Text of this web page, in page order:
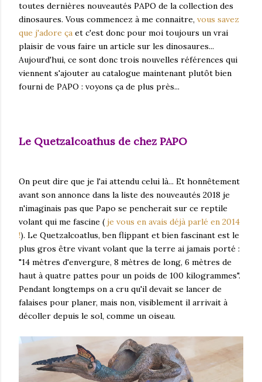
toutes dernières nouveautés PAPO de la collection des
dinosaures. Vous commencez à me connaitre, vous savez
que j'adore ça et c'est donc pour moi toujours un vrai
plaisir de vous faire un article sur les dinosaures...
Aujourd'hui, ce sont donc trois nouvelles références qui
viennent s'ajouter au catalogue maintenant plutôt bien
fourni de PAPO : voyons ça de plus près...
Le Quetzalcoathus de chez PAPO
On peut dire que je l'ai attendu celui là... Et honnêtement
avant son annonce dans la liste des nouveautés 2018 je
n'imaginais pas que Papo se pencherait sur ce reptile
volant qui me fascine ( je vous en avais déjà parlé en 2014
!). Le Quetzalcoatlus, ben flippant et bien fascinant est le
plus gros être vivant volant que la terre ai jamais porté :
"14 mètres d'envergure, 8 mètres de long, 6 mètres de
haut à quatre pattes pour un poids de 100 kilogrammes".
Pendant longtemps on a cru qu'il devait se lancer de
falaises pour planer, mais non, visiblement il arrivait à
décoller depuis le sol, comme un oiseau.